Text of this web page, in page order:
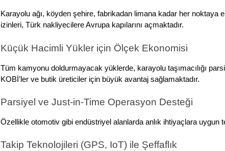
Karayolu ağı, köyden şehire, fabrikadan limana kadar her
izinleri, Türk nakliyecilere Avrupa kapılarını açmaktadır.
Küçük Hacimli Yükler için Ölçek Ekonomisi
Tüm kamyonu doldurmayacak yüklerde, karayolu taşımacılığı
KOBİ’ler ve butik üreticiler için büyük avantaj sağlamaktadır.
Parsiyel ve Just-in-Time Operasyon Desteği
Özellikle otomotiv gibi endüstriyel alanlarda anlık ihtiyaçlara
Takip Teknolojileri (GPS, IoT) ile Şeffaflık